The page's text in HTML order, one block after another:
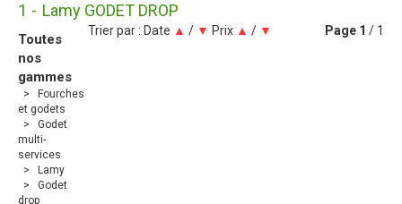
Toutes
nos
gammes
Fourches
et godets
Godet
multi-
services
Lamy
Godet
drop
1 Lamy GODET DROP
Trier par : Date ▲ / ▼ Prix ▲ / ▼ Page 1 / 1